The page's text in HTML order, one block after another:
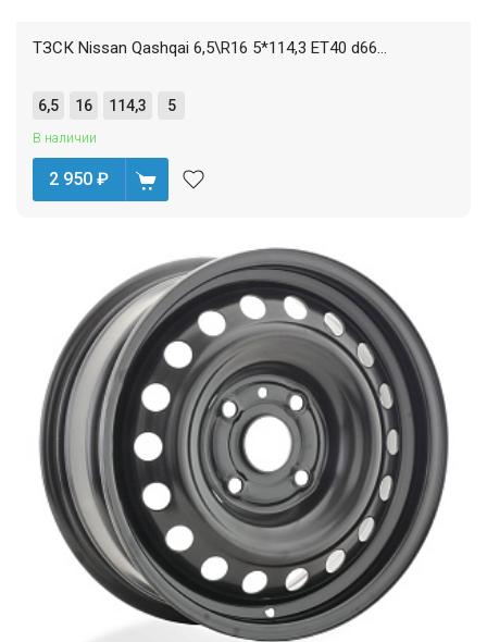
ТЗСК Nissan Qashqai 6,5\R16 5*114,3 ET40 d66...
6,5 16 114,3 5
В наличии
2 950 ₽